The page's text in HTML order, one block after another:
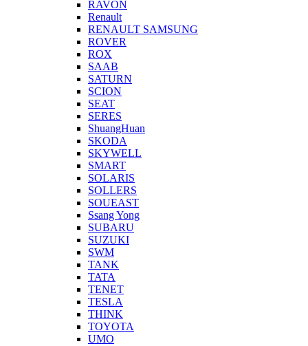
RAVON
Renault
RENAULT SAMSUNG
ROVER
ROX
SAAB
SATURN
SCION
SEAT
SERES
ShuangHuan
SKODA
SKYWELL
SMART
SOLARIS
SOLLERS
SOUEAST
Ssang Yong
SUBARU
SUZUKI
SWM
TANK
TATA
TENET
TESLA
THINK
TOYOTA
UMO